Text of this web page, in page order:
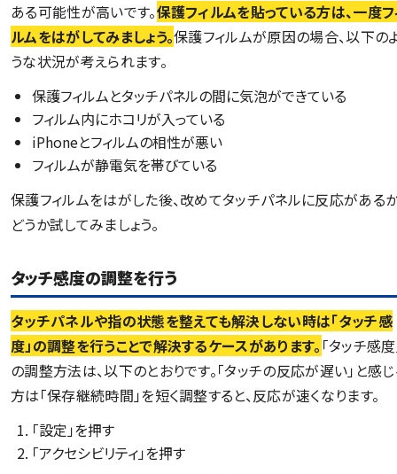
ある可能性が高いです。保護フィルムを貼っている方は、一度フ
ルムをはがしてみましょう。保護フィルムが原因の場合、以下の
うな状況が考えられます。
保護フィルムとタッチパネルの間に気泡ができている
フィルム内にホコリが入っている
iPhoneとフィルムの相性が悪い
フィルムが静電気を帯びている
保護フィルムをはがした後、改めてタッチパネルに反応がある
どうか試してみましょう。
タッチ感度の調整を行う
タッチパネルや指の状態を整えても解決しない時は「タッチ感
度」の調整を行うことで解決するケースがあります。 「タッチ感度
の調整方法は、以下のとおりです。「タッチの反応が遅い」と感
方は「保存継続時間」を短く調整すると、反応が速くなります。
「設定」を押す
「アクセシビリティ」を押す